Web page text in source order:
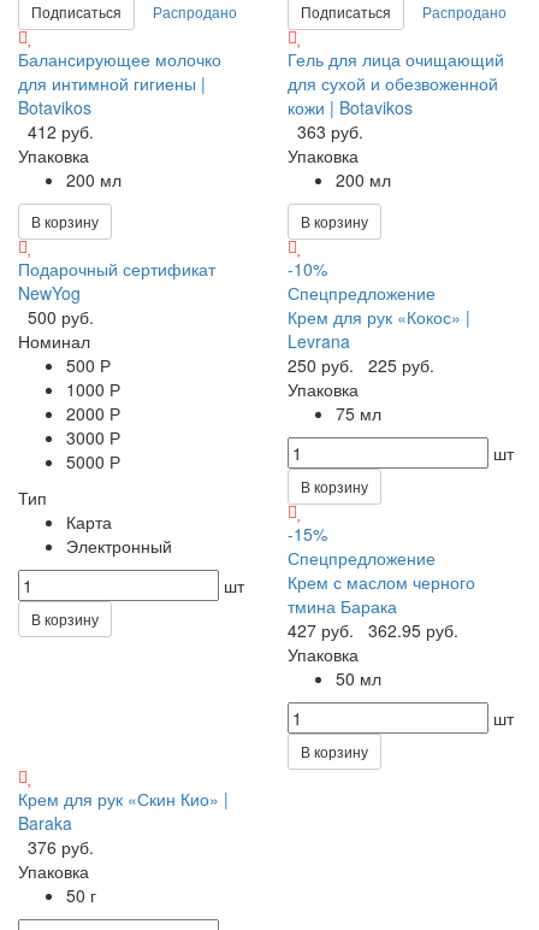
Подписаться Распродано Подписаться Распродано
Балансирующее молочко
для интимной гигиены |
Botavikos
412 руб.
Упаковка
200 мл
В корзину
Гель для лица очищающий
для сухой и обезвоженной
кожи | Botavikos
363 руб.
Упаковка
200 мл
В корзину
Подарочный сертификат
NewYog
500 руб.
Номинал
500 Р
1000 Р
2000 Р
3000 Р
5000 Р
Тип
Карта
Электронный
шт
В корзину
-10%
Спецпредложение
Крем для рук «Кокос» |
Levrana
250 руб.
225 руб.
Упаковка
75 мл
шт
В корзину
-15%
Спецпредложение
Крем с маслом черного
тмина Барака
427 руб.
362.95 руб.
Упаковка
50 мл
шт
В корзину
Крем для рук «Скин Кио» |
Baraka
376 руб.
Упаковка
50 г